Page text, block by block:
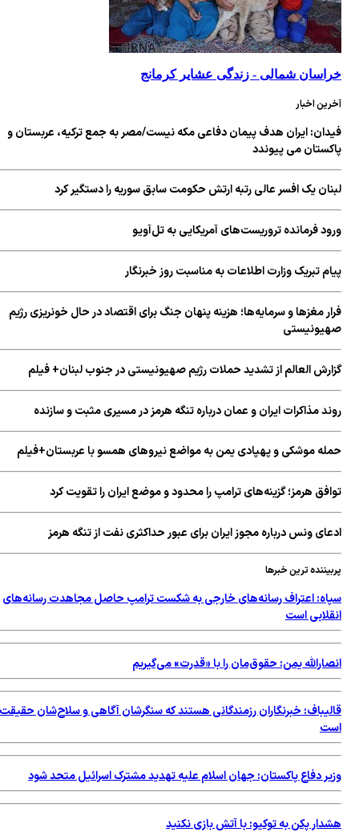
خراسان شمالی - زندگی عشایر کرمانج
آخرین اخبار
فیدان: ایران هدف پیمان دفاعی مکه نیست/مصر به جمع ترکیه، عربستان و
پاکستان می پیوندد
لبنان یک افسر عالی رتبه ارتش حکومت سابق سوریه را دستگیر کرد
ورود فرمانده تروریست‌های آمریکایی به تل‌آویو
پیام تبریک وزارت اطلاعات به مناسبت روز خبرنگار
فرار مغزها و سرمایه‌ها؛ هزینه پنهان جنگ برای اقتصاد در حال خونریزی رژیم
صهیونیستی
گزارش العالم از تشدید حملات رژیم صهیونیستی در جنوب لبنان+ فیلم
روند مذاکرات ایران و عمان درباره تنگه هرمز در مسیری مثبت و سازنده
حمله موشکی و پهپادی یمن به مواضع نیروهای همسو با عربستان+فیلم
توافق هرمز؛ گزینه‌های ترامپ را محدود و موضع ایران را تقویت کرد
ادعای ونس درباره مجوز ایران برای عبور حداکثری نفت از تنگه هرمز
پربیننده ترین خبرها
سپاه: اعتراف رسانه‌های خارجی به شکست ترامپ حاصل مجاهدت رسانه‌های
انقلابی است
انصارالله یمن: حقوق‌مان را با «قدرت» می‌گیریم
قالیباف: خبرنگاران رزمندگانی هستند که سنگرشان آگاهی و سلاح‌شان حقیقت
است
وزیر دفاع پاکستان: جهان اسلام علیه تهدید مشترک اسرائیل متحد شود
هشدار پکن به توکیو: با آتش بازی نکنید